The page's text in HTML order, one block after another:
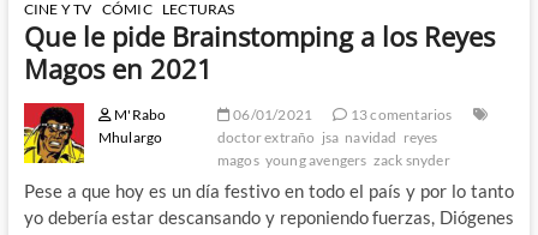
CINE Y TV CÓMIC LECTURAS
Que le pide Brainstomping a los Reyes
Magos en 2021
M'Rabo
Mhulargo
06/01/2021
13 comentarios
doctor extraño jsa navidad reyes
magos young avengers zack snyder
Pese a que hoy es un día festivo en todo el país y por lo tanto
yo debería estar descansando y reponiendo fuerzas, Diógenes